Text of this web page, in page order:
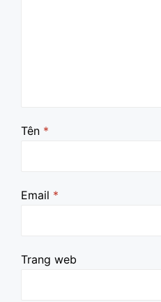
Tên *
Email *
Trang web